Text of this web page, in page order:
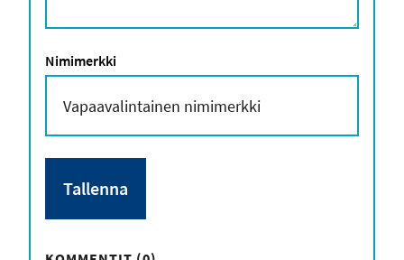
Nimimerkki